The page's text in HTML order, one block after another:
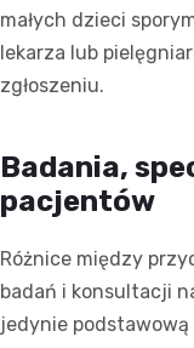
małych dzieci
lekarza lub
zgłoszeniu.
Badania,
pacjentów
Różnice między
badań i konsultacji
jedynie podstawową